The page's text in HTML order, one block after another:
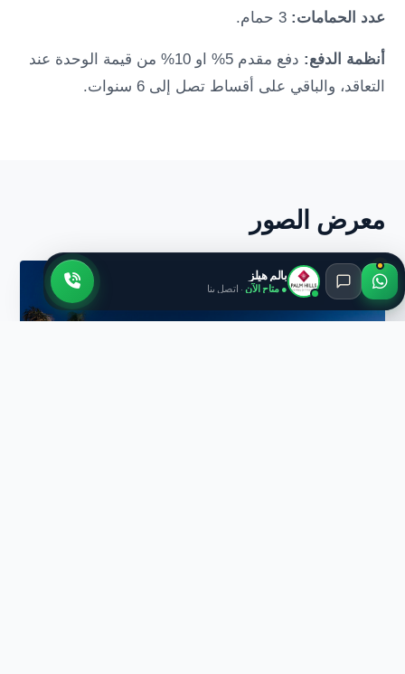
عدد الحمامات: 3 حمام.
أنظمة الدفع:
دفع مقدم 5% او 10% من قيمة الوحدة عند
التعاقد، والباقي على أقساط تصل إلى 6 سنوات.
معرض الصور
بالم هيلز
● متاح الآن · اتصل بنا